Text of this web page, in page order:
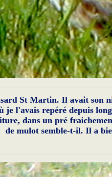
St Martin. Il avait son
je l'avais repéré depuis
dans un pré
de mulot semble-t-il. Il a